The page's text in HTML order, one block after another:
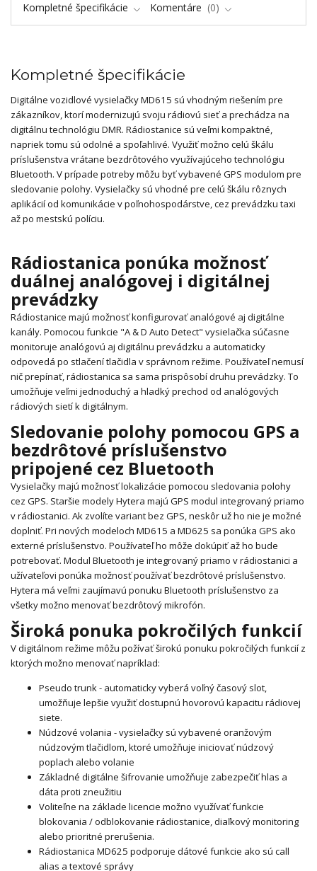
Kompletné špecifikácie Komentáre 0
Kompletné špecifikácie
Digitálne vozidlové vysielačky MD615 sú vhodným riešením pre
zákazníkov, ktorí modernizujú svoju rádiovú sieť a prechádza na
digitálnu technológiu DMR. Rádiostanice sú veľmi kompaktné,
napriek tomu sú odolné a spoľahlivé. Využiť možno celú škálu
príslušenstva vrátane bezdrôtového využívajúceho technológiu
Bluetooth. V prípade potreby môžu byť vybavené GPS modulom pre
sledovanie polohy. Vysielačky sú vhodné pre celú škálu rôznych
aplikácií od komunikácie v poľnohospodárstve, cez prevádzku taxi
až po mestskú políciu.
Rádiostanica ponúka možnosť
duálnej analógovej i digitálnej
prevádzky
Rádiostanice majú možnosť konfigurovať analógové aj digitálne
kanály. Pomocou funkcie "A & D Auto Detect" vysielačka súčasne
monitoruje analógovú aj digitálnu prevádzku a automaticky
odpovedá po stlačení tlačidla v správnom režime. Používateľ nemusí
nič prepínať, rádiostanica sa sama prispôsobí druhu prevádzky. To
umožňuje veľmi jednoduchý a hladký prechod od analógových
rádiových sietí k digitálnym.
Sledovanie polohy pomocou GPS a
bezdrôtové príslušenstvo
pripojené cez Bluetooth
Vysielačky majú možnosť lokalizácie pomocou sledovania polohy
cez GPS. Staršie modely Hytera majú GPS modul integrovaný priamo
v rádiostanici. Ak zvolíte variant bez GPS, neskôr už ho nie je možné
doplniť. Pri nových modeloch MD615 a MD625 sa ponúka GPS ako
externé príslušenstvo. Používateľ ho môže dokúpiť až ho bude
potrebovať. Modul Bluetooth je integrovaný priamo v rádiostanici a
užívateľovi ponúka možnosť používať bezdrôtové príslušenstvo.
Hytera má veľmi zaujímavú ponuku Bluetooth príslušenstvo za
všetky možno menovať bezdrôtový mikrofón.
Široká ponuka pokročilých funkcií
V digitálnom režime môžu požívať širokú ponuku pokročilých funkcií z
ktorých možno menovať napríklad:
Pseudo trunk - automaticky vyberá voľný časový slot,
umožňuje lepšie využiť dostupnú hovorovú kapacitu rádiovej
siete.
Núdzové volania - vysielačky sú vybavené oranžovým
núdzovým tlačidlom, ktoré umožňuje iniciovať núdzový
poplach alebo volanie
Základné digitálne šifrovanie umožňuje zabezpečiť hlas a
dáta proti zneužitiu
Voliteľne na základe licencie možno využívať funkcie
blokovania / odblokovanie rádiostanice, diaľkový monitoring
alebo prioritné prerušenia.
Rádiostanica MD625 podporuje dátové funkcie ako sú call
alias a textové správy